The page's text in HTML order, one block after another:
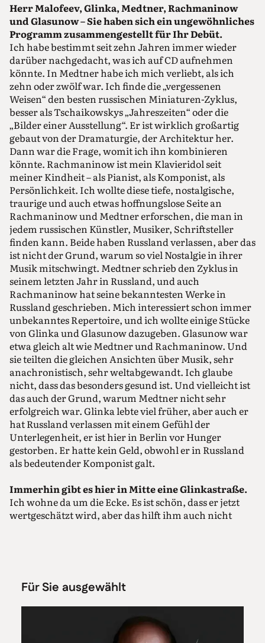
Herr Malofeev, Glinka, Medtner, Rachmaninow
und Glasunow – Sie haben sich ein ungewöhnliches
Programm zusammengestellt für Ihr Debüt.
Ich habe bestimmt seit zehn Jahren immer wieder
darüber nachgedacht, was ich auf CD aufnehmen
könnte. In Medtner habe ich mich verliebt, als ich
zehn oder zwölf war. Ich finde die „vergessenen
Weisen“ den besten russischen Miniaturen-Zyklus,
besser als Tschaikowskys „Jahreszeiten“ oder die
„Bilder einer Ausstellung“. Er ist wirklich großartig
gebaut von der Dramaturgie, der Architektur her.
Dann war die Frage, womit ich ihn kombinieren
könnte. Rachmaninow ist mein Klavieridol seit
meiner Kindheit – als Pianist, als Komponist, als
Persönlichkeit. Ich wollte diese tiefe, nostalgische,
traurige und auch etwas hoffnungslose Seite an
Rachmaninow und Medtner erforschen, die man in
jedem russischen Künstler, Musiker, Schriftsteller
finden kann. Beide haben Russland verlassen, aber das
ist nicht der Grund, warum so viel Nostalgie in ihrer
Musik mitschwingt. Medtner schrieb den Zyklus in
seinem letzten Jahr in Russland, und auch
Rachmaninow hat seine bekanntesten Werke in
Russland geschrieben. Mich interessiert schon immer
unbekanntes Repertoire, und ich wollte einige Stücke
von Glinka und Glasunow dazugeben. Glasunow war
etwa gleich alt wie Medtner und Rachmaninow. Und
sie teilten die gleichen Ansichten über Musik, sehr
anachronistisch, sehr weltabgewandt. Ich glaube
nicht, dass das besonders gesund ist. Und vielleicht ist
das auch der Grund, warum Medtner nicht sehr
erfolgreich war. Glinka lebte viel früher, aber auch er
hat Russland verlassen mit einem Gefühl der
Unterlegenheit, er ist hier in Berlin vor Hunger
gestorben. Er hatte kein Geld, obwohl er in Russland
als bedeutender Komponist galt.
Immerhin gibt es hier in Mitte eine Glinkastraße.
Ich wohne da um die Ecke. Es ist schön, dass er jetzt
wertgeschätzt wird, aber das hilft ihm auch nicht
angefangen habe, über Programme zum Aufnehmen
nachzudenken. Es ist intime, wunderschöne Musik.
Ist das ein Konzertprogramm?
Nein, das würde nicht funktionieren, glaube ich. Man
Für Sie ausgewählt